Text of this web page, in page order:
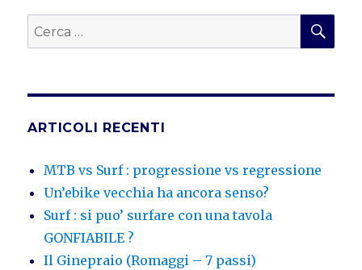
Cerca:
ARTICOLI RECENTI
MTB vs Surf : progressione vs regressione
Un’ebike vecchia ha ancora senso?
Surf : si puo’ surfare con una tavola
GONFIABILE ?
Il Ginepraio (Romaggi – 7 passi)